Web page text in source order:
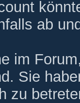
ab
im
Sie
zu